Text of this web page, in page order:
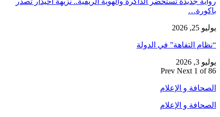
باكورة…
يوليو 25, 2026
“نظام التفاهة” في الدولة
يوليو 3, 2026
Prev Next 1 of 86
الصحافة و الإعلام
الصحافة و الإعلام